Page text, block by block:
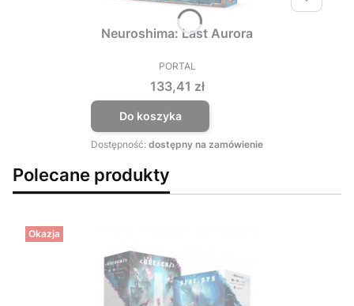
Neuroshima: Last Aurora
PRODUCENT
PORTAL
Cena
133,41 zł
Do koszyka
Dostępność: dostępny na zamówienie
Polecane produkty
Okazja